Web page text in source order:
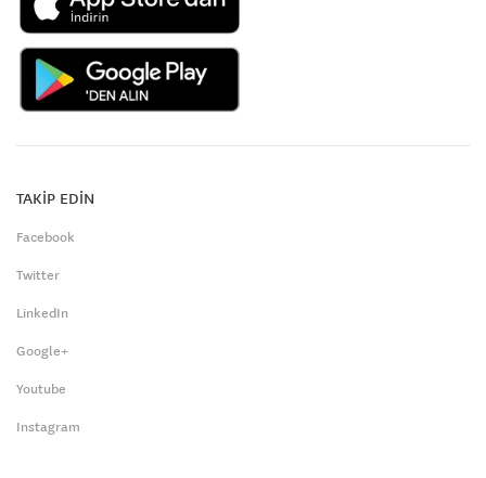
TAKİP EDİN
Facebook
Twitter
LinkedIn
Google+
Youtube
Instagram